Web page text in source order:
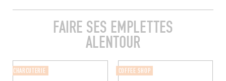
FAIRE SES EMPLETTES
ALENTOUR
CHARCUTERIE COFFEE SHOP